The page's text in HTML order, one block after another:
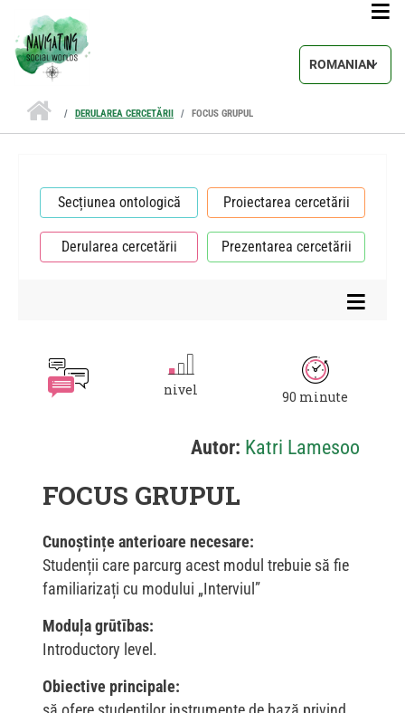
Select your
DERULAREA CERCETĂRII FOCUS GRUPUL
nivel 90 minute
Autor: Katri Lamesoo
FOCUS GRUPUL
Cunoștințe anterioare necesare:
Studenții care parcurg acest modul trebuie să fie
familiarizați cu modului „Interviul”
Moduļa grūtības:
Introductory level.
Obiective principale:
Secțiunea ontologică Proiectarea cercetării
Derularea cercetării Prezentarea cercetării